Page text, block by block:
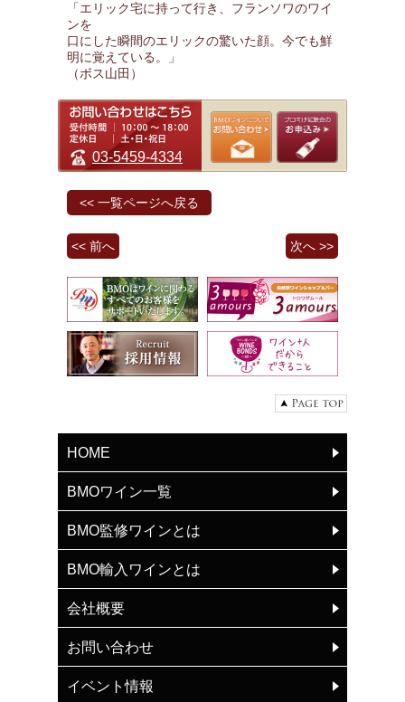
「エリック宅に持って行き、フランソワのワイ
ンを
口にした瞬間のエリックの驚いた顔。今でも鮮
明に覚えている。」
（ボス山田）
03-5459-4334
<< 一覧ページへ戻る
<< 前へ 次へ >>
HOME
BMOワイン一覧
BMO監修ワインとは
BMO輸入ワインとは
会社概要
お問い合わせ
イベント情報